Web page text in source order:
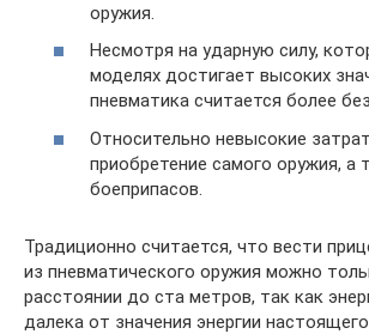
оружия.
Несмотря на ударную силу,
моделях достигает высоких
пневматика считается более
Относительно невысокие
приобретение самого оружия, а
боеприпасов.
Традиционно считается, что вести
из пневматического оружия можно
расстоянии до ста метров, так как
далека от значения энергии